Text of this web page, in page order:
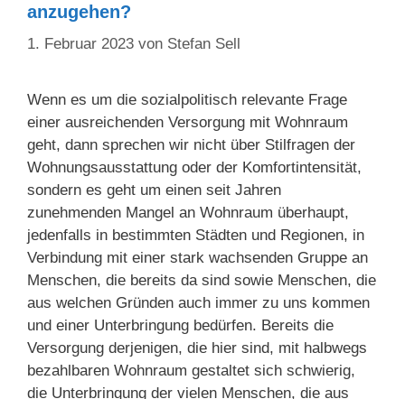
anzugehen?
1. Februar 2023 von Stefan Sell
Wenn es um die sozialpolitisch relevante Frage
einer ausreichenden Versorgung mit Wohnraum
geht, dann sprechen wir nicht über Stilfragen der
Wohnungsausstattung oder der Komfortintensität,
sondern es geht um einen seit Jahren
zunehmenden Mangel an Wohnraum überhaupt,
jedenfalls in bestimmten Städten und Regionen, in
Verbindung mit einer stark wachsenden Gruppe an
Menschen, die bereits da sind sowie Menschen, die
aus welchen Gründen auch immer zu uns kommen
und einer Unterbringung bedürfen. Bereits die
Versorgung derjenigen, die hier sind, mit halbwegs
bezahlbaren Wohnraum gestaltet sich schwierig,
die Unterbringung der vielen Menschen, die aus